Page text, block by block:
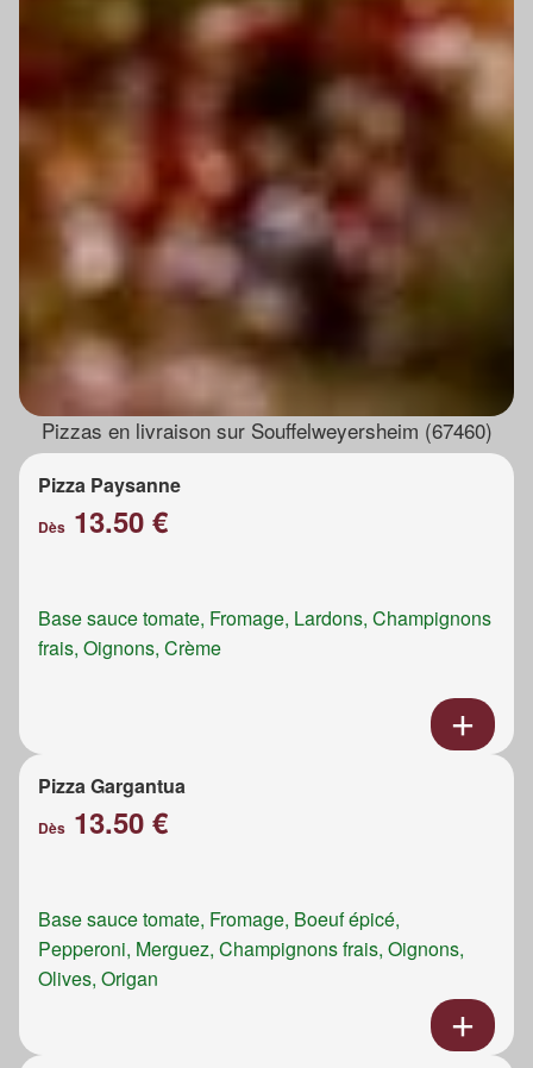
Pizzas en livraison sur Souffelweyersheim (67460)
Pizza Paysanne
Dès 13.50 €
Base sauce tomate, Fromage, Lardons, Champignons
frais, Oignons, Crème
Pizza Gargantua
Dès 13.50 €
Base sauce tomate, Fromage, Boeuf épicé,
Pepperoni, Merguez, Champignons frais, Oignons,
Olives, Origan